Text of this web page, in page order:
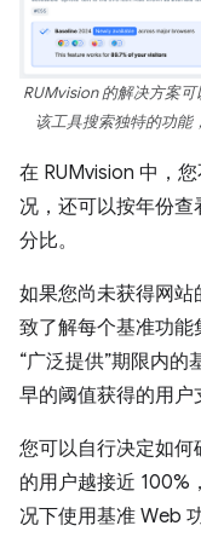
RUMvision 的解决方案
该工具搜索独特的功能
在 RUMvision 中，
况，还可以按年份
分比。
如果您尚未获得网站
致了解每个基准功能
“广泛提供”期限内
早的阈值获得的用户
您可以自行决定如
的用户越接近 100%
况下使用基准 Web